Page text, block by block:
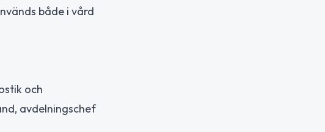
både i vård
och
avdelningschef